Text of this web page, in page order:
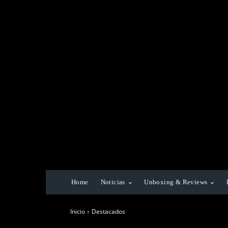
Home Noticias Unboxing & Reviews
Inicio Destacados